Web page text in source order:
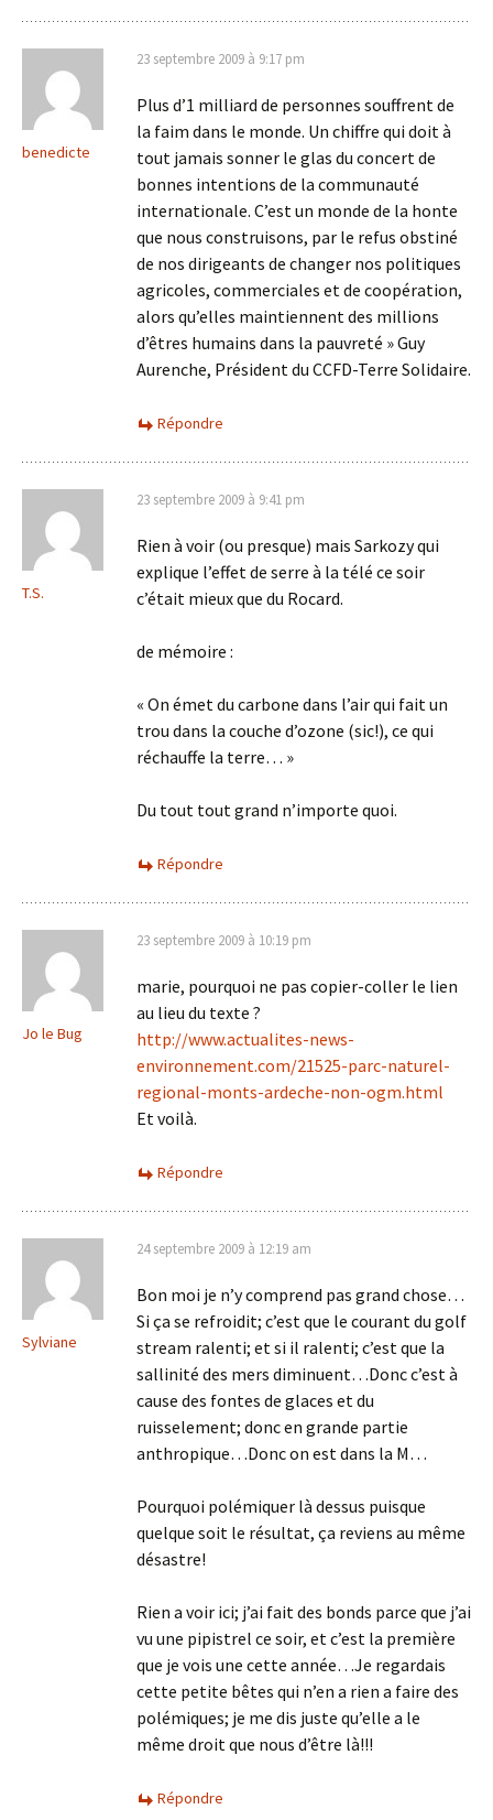
benedicte
23 septembre 2009 à 9:17 pm
Plus d’1 milliard de personnes souffrent de
la faim dans le monde. Un chiffre qui doit à
tout jamais sonner le glas du concert de
bonnes intentions de la communauté
internationale. C’est un monde de la honte
que nous construisons, par le refus obstiné
de nos dirigeants de changer nos politiques
agricoles, commerciales et de coopération,
alors qu’elles maintiennent des millions
d’êtres humains dans la pauvreté » Guy
Aurenche, Président du CCFD-Terre Solidaire.
Répondre
T.S.
23 septembre 2009 à 9:41 pm
Rien à voir (ou presque) mais Sarkozy qui
explique l’effet de serre à la télé ce soir
c’était mieux que du Rocard.
de mémoire :
« On émet du carbone dans l’air qui fait un
trou dans la couche d’ozone (sic!), ce qui
réchauffe la terre… »
Du tout tout grand n’importe quoi.
Répondre
Jo le Bug
23 septembre 2009 à 10:19 pm
marie, pourquoi ne pas copier-coller le lien
au lieu du texte ?
http://www.actualites-news-
environnement.com/21525-parc-naturel-
regional-monts-ardeche-non-ogm.html
Et voilà.
Répondre
Sylviane
24 septembre 2009 à 12:19 am
Bon moi je n’y comprend pas grand chose…
Si ça se refroidit; c’est que le courant du golf
stream ralenti; et si il ralenti; c’est que la
sallinité des mers diminuent…Donc c’est à
cause des fontes de glaces et du
ruisselement; donc en grande partie
anthropique…Donc on est dans la M…
Pourquoi polémiquer là dessus puisque
quelque soit le résultat, ça reviens au même
désastre!
Rien a voir ici; j’ai fait des bonds parce que j’ai
vu une pipistrel ce soir, et c’est la première
que je vois une cette année…Je regardais
cette petite bêtes qui n’en a rien a faire des
polémiques; je me dis juste qu’elle a le
même droit que nous d’être là!!!
Répondre